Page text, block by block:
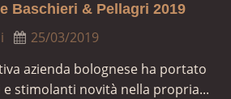
Baschieri & Pellagri 2019
25/03/2019
azienda bolognese ha portato
stimolanti novità nella propria...